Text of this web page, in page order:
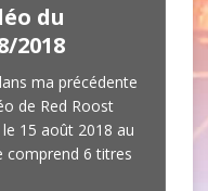
du
2018
ma précédente
de Red Roost
15 août 2018 au
comprend 6 titres